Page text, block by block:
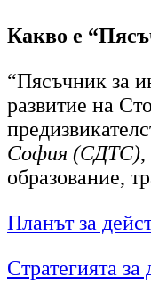
Какво е
“Пясъчник за
развитие на
София (СДТС),
образование,
Планът за
Стратегията